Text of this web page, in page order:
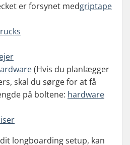
er forsynet medgriptape
(Hvis du planlægger
skal du sørge for at få
på boltene: hardware
longboarding setup, kan